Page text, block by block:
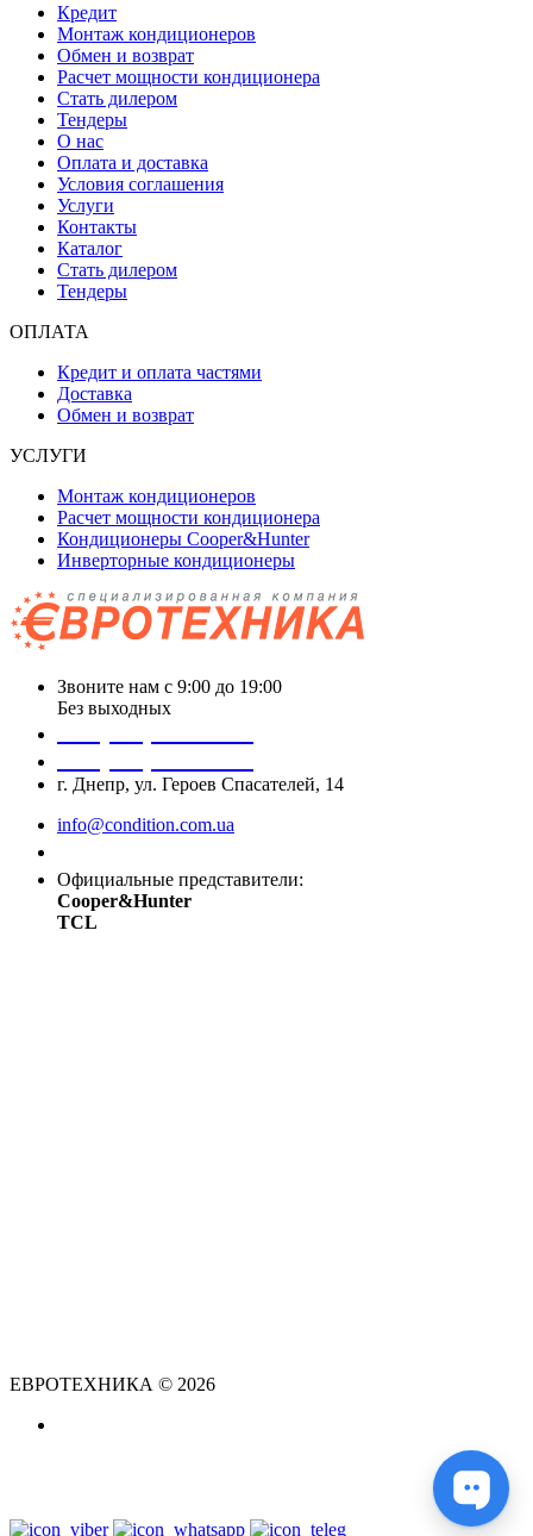
Кредит
Монтаж кондиционеров
Обмен и возврат
Расчет мощности кондиционера
Стать дилером
Тендеры
О нас
Оплата и доставка
Условия соглашения
Услуги
Контакты
Каталог
Стать дилером
Тендеры
ОПЛАТА
Кредит и оплата частями
Доставка
Обмен и возврат
УСЛУГИ
Монтаж кондиционеров
Расчет мощности кондиционера
Кондиционеры Cooper&Hunter
Инверторные кондиционеры
Звоните нам с 9:00 до 19:00
Без выходных
г. Днепр, ул. Героев Спасателей, 14
info@condition.com.ua
Официальные представители:
Cooper&Hunter
TCL
ЕВРОТЕХНИКА © 2026